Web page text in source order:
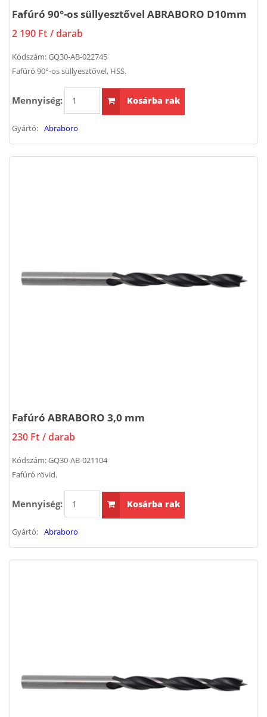
Fafúró 90°-os süllyesztővel ABRABORO D10mm
2 190 Ft / darab
Kódszám:GQ30-AB-022745
Fafúró 90°-os süllyesztővel, HSS.
Mennyiség: Kosárba rak
Gyártó: Abraboro
Fafúró ABRABORO 3,0 mm
230 Ft / darab
Kódszám:GQ30-AB-021104
Fafúró rövid.
Mennyiség: Kosárba rak
Gyártó: Abraboro